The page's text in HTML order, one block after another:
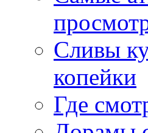
Сливы
копейки
Где